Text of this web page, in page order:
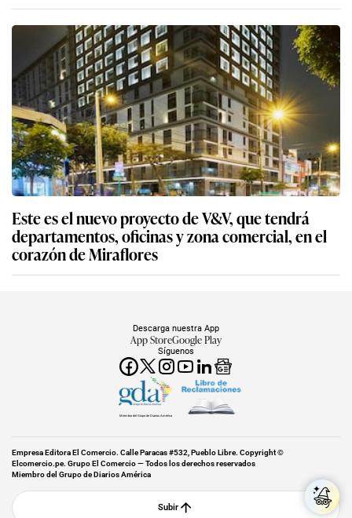
Este es el nuevo proyecto de V&V, que tendrá
departamentos, oficinas y zona comercial, en el
corazón de Miraflores
Síguenos
Descarga nuestra App
App StoreGoogle Play
Miembro del Grupo de Diarios América
Empresa Editora El Comercio. Calle Paracas #532, Pueblo Libre. Copyright ©
Elcomercio.pe. Grupo El Comercio — Todos los derechos reservados
Miembro del Grupo de Diarios América
Subir